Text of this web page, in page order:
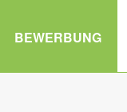
BEWERBUNG